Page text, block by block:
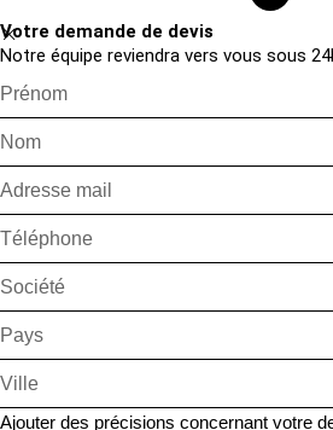
Votre demande de devis
Notre équipe reviendra vers vous sous
Ajouter des précisions concernant votre